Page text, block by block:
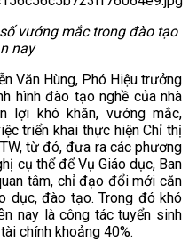
vướng mắc trong đào tạo
nay
Văn Hùng, Phó Hiệu trưởng
hình đào tạo nghề của nhà
lợi khó khăn, vướng mắc,
triển khai thực hiện Chỉ thị
từ đó, đưa ra các phương
cụ thể để Vụ Giáo dục, Ban
tâm, chỉ đạo đổi mới căn
dục, đào tạo. Trong đó khó
nay là công tác tuyển sinh
chính khoảng 40%.